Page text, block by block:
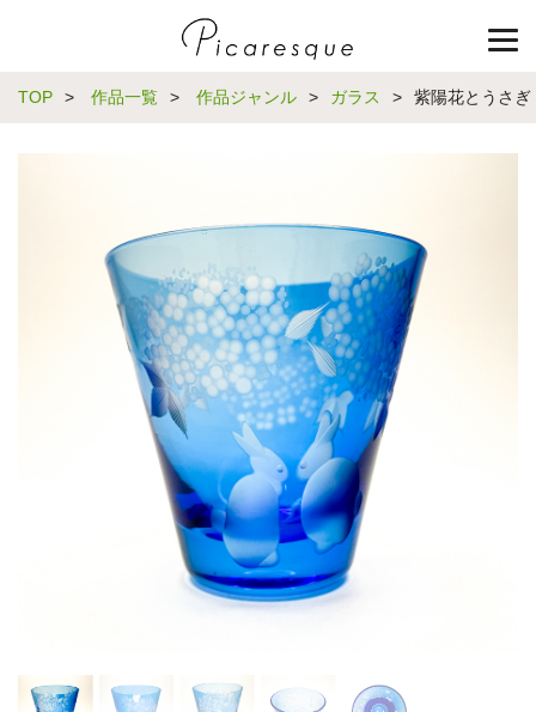
TOP > 作品一覧 > 作品ジャンル > ガラス > 紫陽花とうさぎ